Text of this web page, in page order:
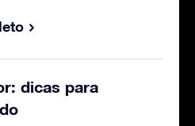
dicas para